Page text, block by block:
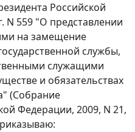
Российской
N 559 "О представлении
на замещение
службы,
служащими
и обязательствах
(Собрание
Федерации, 2009, N 21,